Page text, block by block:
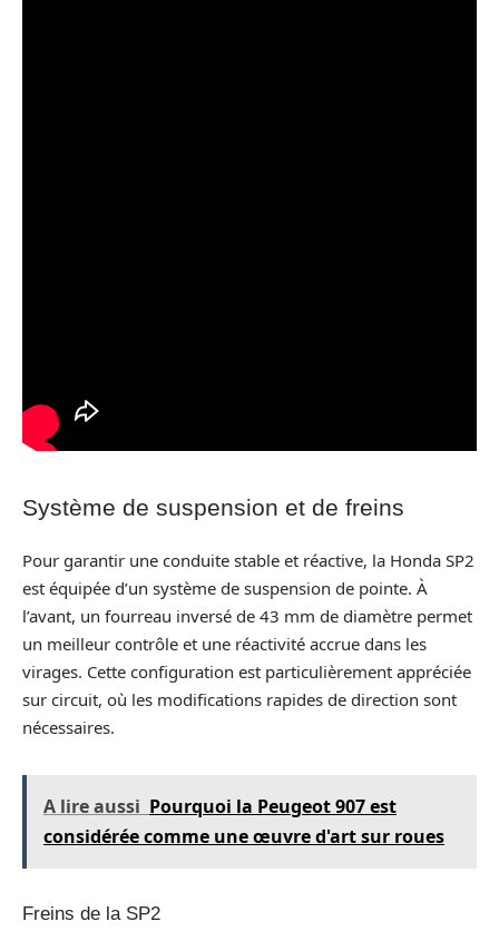
Système de suspension et de freins
Pour garantir une conduite stable et réactive, la Honda SP2
est équipée d’un système de suspension de pointe. À
l’avant, un fourreau inversé de 43 mm de diamètre permet
un meilleur contrôle et une réactivité accrue dans les
virages. Cette configuration est particulièrement appréciée
sur circuit, où les modifications rapides de direction sont
nécessaires.
A lire aussi Pourquoi la Peugeot 907 est
considérée comme une œuvre d'art sur roues
Freins de la SP2